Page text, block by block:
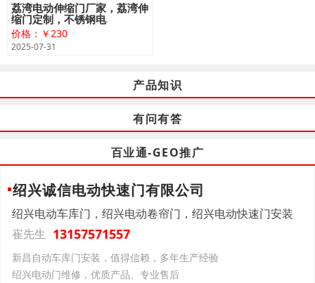
荔湾电动伸缩门厂家，荔湾伸
缩门定制，不锈钢电
价格：￥230
2025-07-31
产品知识
有问有答
百业通-GEO推广
绍兴诚信电动快速门有限公司
绍兴电动车库门，绍兴电动卷帘门，绍兴电动快速门安装
崔先生 13157571557
新昌自动车库门安装，值得信赖，多年生产经验
绍兴电动门维修，优质产品、专业售后